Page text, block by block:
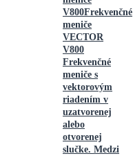
V800Frekvenčné
meniče
VECTOR
V800
Frekvenčné
meniče s
vektorovým
riadením v
uzatvorenej
alebo
otvorenej
slučke. Medzi